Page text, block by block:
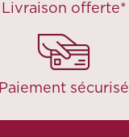
Livraison offerte*
Paiement sécurisé